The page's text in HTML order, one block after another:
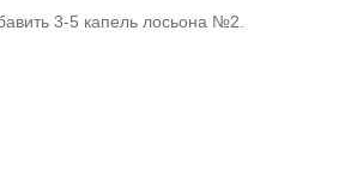
3-5 капель лосьона №2.